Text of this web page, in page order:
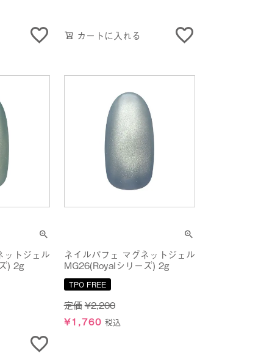
カートに入れる
ットジェル
) 2g
ネイルパフェ マグネットジェル
MG26(Royalシリーズ) 2g
TPO FREE
定価¥2,200
¥1,760 税込